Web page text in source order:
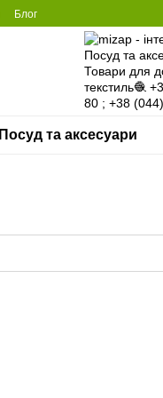
Блог
Посуд та аксесуари